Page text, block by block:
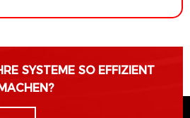
SYSTEME SO EFFIZIENT